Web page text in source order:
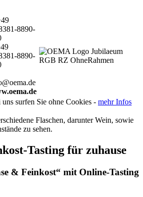
8890-
8890-
uns surfen Sie ohne Cookies - mehr Infos
Tasting für zuhause
& Feinkost“ mit Online-Tasting